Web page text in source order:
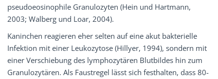
pseudoeosinophile Granulozyten (Hein und Hartmann,
2003; Walberg und Loar, 2004).
Kaninchen reagieren eher selten auf eine akut bakterielle
Infektion mit einer Leukozytose (Hillyer, 1994), sondern mit
einer Verschiebung des lymphozytären Blutbildes hin zum
Granulozytären. Als Faustregel lässt sich festhalten, dass 80-